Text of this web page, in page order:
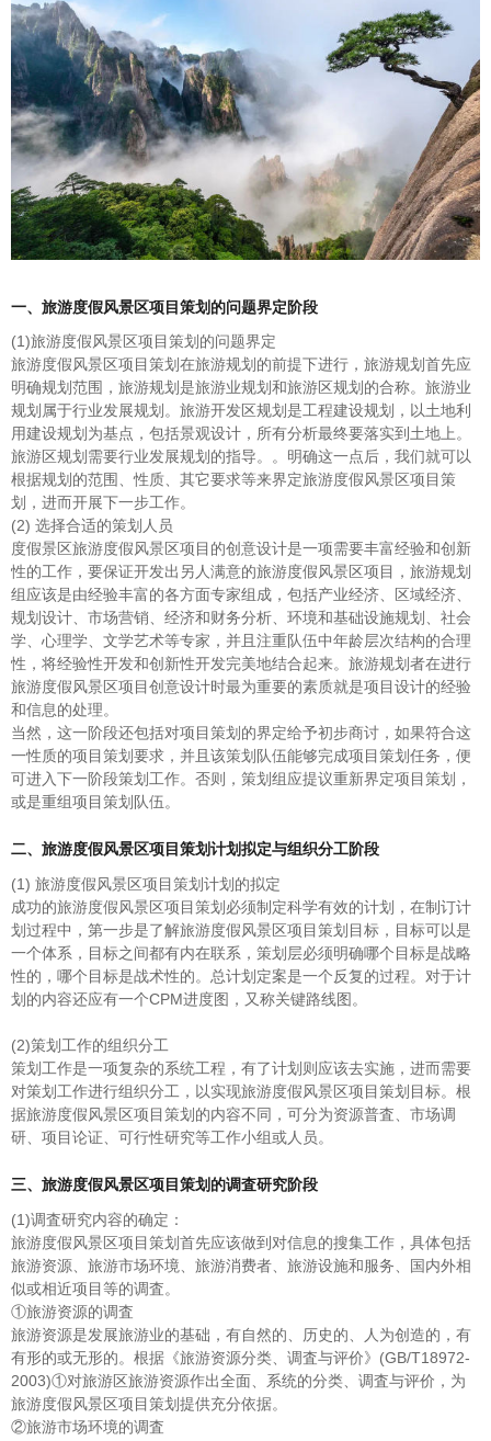
一、旅游度假风景区项目策划的问题界定阶段
(1)旅游度假风景区项目策划的问题界定
旅游度假风景区项目策划在旅游规划的前提下进行，旅游规划首先应
明确规划范围，旅游规划是旅游业规划和旅游区规划的合称。旅游业
规划属于行业发展规划。旅游开发区规划是工程建设规划，以土地利
用建设规划为基点，包括景观设计，所有分析最终要落实到土地上。
旅游区规划需要行业发展规划的指导。。明确这一点后，我们就可以
根据规划的范围、性质、其它要求等来界定旅游度假风景区项目策
划，进而开展下一步工作。
(2) 选择合适的策划人员
度假景区旅游度假风景区项目的创意设计是一项需要丰富经验和创新
性的工作，要保证开发出另人满意的旅游度假风景区项目，旅游规划
组应该是由经验丰富的各方面专家组成，包括产业经济、区域经济、
规划设计、市场营销、经济和财务分析、环境和基础设施规划、社会
学、心理学、文学艺术等专家，并且注重队伍中年龄层次结构的合理
性，将经验性开发和创新性开发完美地结合起来。旅游规划者在进行
旅游度假风景区项目创意设计时最为重要的素质就是项目设计的经验
和信息的处理。
当然，这一阶段还包括对项目策划的界定给予初步商讨，如果符合这
一性质的项目策划要求，并且该策划队伍能够完成项目策划任务，便
可进入下一阶段策划工作。否则，策划组应提议重新界定项目策划，
或是重组项目策划队伍。
二、旅游度假风景区项目策划计划拟定与组织分工阶段
(1) 旅游度假风景区项目策划计划的拟定
成功的旅游度假风景区项目策划必须制定科学有效的计划，在制订计
划过程中，第一步是了解旅游度假风景区项目策划目标，目标可以是
一个体系，目标之间都有内在联系，策划层必须明确哪个目标是战略
性的，哪个目标是战术性的。总计划定案是一个反复的过程。对于计
划的内容还应有一个CPM进度图，又称关键路线图。
(2)策划工作的组织分工
策划工作是一项复杂的系统工程，有了计划则应该去实施，进而需要
对策划工作进行组织分工，以实现旅游度假风景区项目策划目标。根
据旅游度假风景区项目策划的内容不同，可分为资源普査、市场调
研、项目论证、可行性研究等工作小组或人员。
三、旅游度假风景区项目策划的调査研究阶段
(1)调査研究内容的确定：
旅游度假风景区项目策划首先应该做到对信息的搜集工作，具体包括
旅游资源、旅游市场环境、旅游消费者、旅游设施和服务、国内外相
似或相近项目等的调査。
①旅游资源的调査
旅游资源是发展旅游业的基础，有自然的、历史的、人为创造的，有
有形的或无形的。根据《旅游资源分类、调査与评价》(GB/T18972-
2003)①对旅游区旅游资源作出全面、系统的分类、调査与评价，为
旅游度假风景区项目策划提供充分依据。
②旅游市场环境的调査